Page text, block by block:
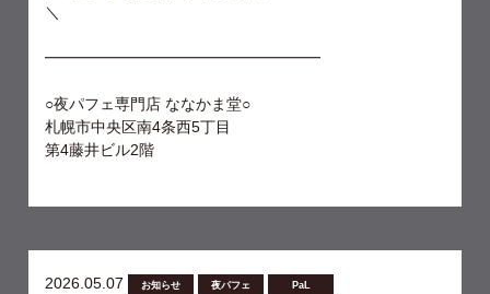
＼
━━━━━━━━━━━━━━━━━━
○夜パフェ専門店 ななかま堂○
札幌市中央区南4条西5丁目
第4藤井ビル2階
2026.05.07 お知らせ 夜パフェ PaL